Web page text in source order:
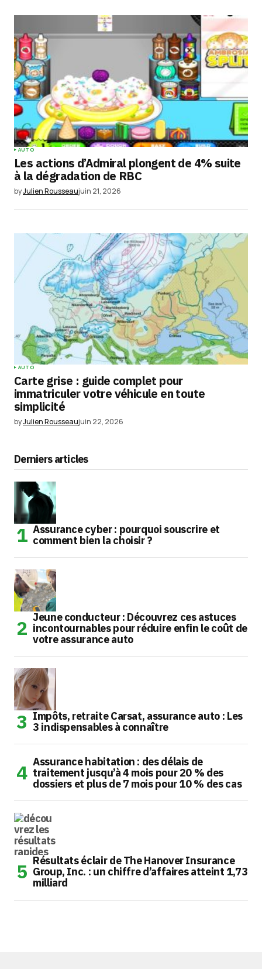
AUTO
Les actions d’Admiral plongent de 4% suite
à la dégradation de RBC
byJulien Rousseaujuin 21, 2026
AUTO
Carte grise : guide complet pour
immatriculer votre véhicule en toute
simplicité
byJulien Rousseaujuin 22, 2026
Derniers articles
Assurance cyber : pourquoi souscrire et
comment bien la choisir ?
Jeune conducteur : Découvrez ces astuces
incontournables pour réduire enfin le coût de
votre assurance auto
Impôts, retraite Carsat, assurance auto : Les
3 indispensables à connaître
Assurance habitation : des délais de
traitement jusqu’à 4 mois pour 20 % des
dossiers et plus de 7 mois pour 10 % des cas
Résultats éclair de The Hanover Insurance
Group, Inc. : un chiffre d’affaires atteint 1,73
milliard